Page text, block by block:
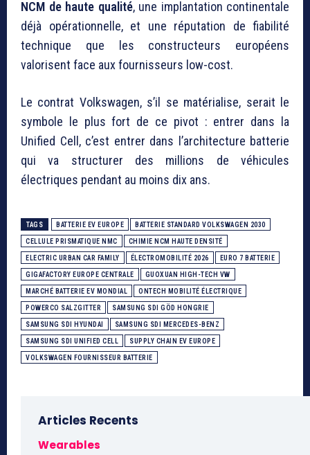
NCM de haute qualité, une implantation continentale
déjà opérationnelle, et une réputation de fiabilité
technique que les constructeurs européens
valorisent face aux fournisseurs low-cost.
Le contrat Volkswagen, s’il se matérialise, serait le
symbole le plus fort de ce pivot : entrer dans la
Unified Cell, c’est entrer dans l’architecture batterie
qui va structurer des millions de véhicules
électriques pendant au moins dix ans.
TAGS BATTERIE EV EUROPE BATTERIE STANDARD VOLKSWAGEN 2030
CELLULE PRISMATIQUE NMC CHIMIE NCM HAUTE DENSITÉ
ELECTRIC URBAN CAR FAMILY ÉLECTROMOBILITÉ 2026 EURO 7 BATTERIE
GIGAFACTORY EUROPE CENTRALE GUOXUAN HIGH-TECH VW
MARCHÉ BATTERIE EV MONDIAL ONTECH MOBILITÉ ÉLECTRIQUE
POWERCO SALZGITTER SAMSUNG SDI GÖD HONGRIE
SAMSUNG SDI HYUNDAI SAMSUNG SDI MERCEDES-BENZ
SAMSUNG SDI UNIFIED CELL SUPPLY CHAIN EV EUROPE
VOLKSWAGEN FOURNISSEUR BATTERIE
Articles Recents
Wearables